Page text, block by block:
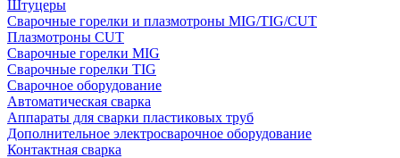
Штуцеры
Сварочные горелки и плазмотроны MIG/TIG/CUT
Плазмотроны CUT
Сварочные горелки MIG
Сварочные горелки TIG
Сварочное оборудование
Автоматическая сварка
Аппараты для сварки пластиковых труб
Дополнительное электросварочное оборудование
Контактная сварка